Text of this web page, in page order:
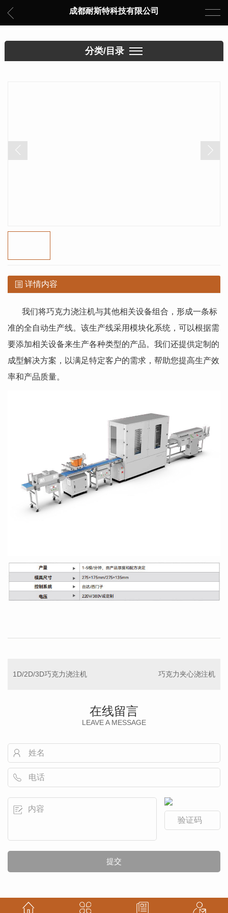
成都耐斯特科技有限公司
分类/目录
详情内容
我们将巧克力浇注机与其他相关设备组合，形成一条标
准的全自动生产线。该生产线采用模块化系统，可以根据需
要添加相关设备来生产各种类型的产品。我们还提供定制的
成型解决方案，以满足特定客户的需求，帮助您提高生产效
率和产品质量。
1D/2D/3D巧克力浇注机 巧克力夹心浇注机
在线留言
LEAVE A MESSAGE